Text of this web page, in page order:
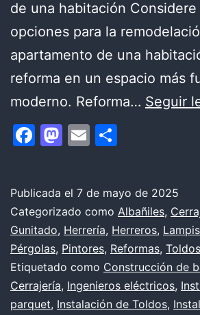
de una habitación
opciones para la
apartamento de una
reforma en un espacio más
moderno. Reforma… Seguir
Facebook
Mastodon
Email
Publicada el 7 de mayo de 2025
Categorizado como Albañiles,
Gunitado, Herrería, Herreros,
Pérgolas, Pintores, Reformas, Toldos
Etiquetado como Construcción de
Cerrajería, Ingenieros eléctricos,
parquet, Instalación de Toldos,